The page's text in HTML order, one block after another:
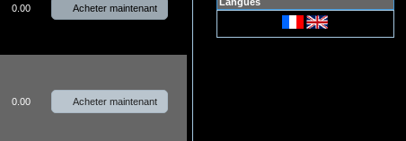
0.00 Acheter maintenant
0.00 Acheter maintenant